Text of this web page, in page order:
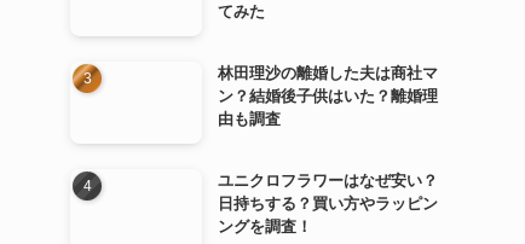
てみた
林田理沙の離婚した夫は商社マ
ン？結婚後子供はいた？離婚理
由も調査
ユニクロフラワーはなぜ安い？
日持ちする？買い方やラッピン
ングを調査！